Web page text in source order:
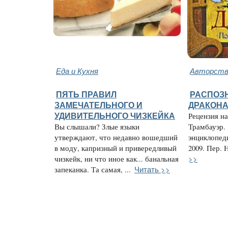
Еда и Кухня
ПЯТЬ ПРАВИЛ
ЗАМЕЧАТЕЛЬНОГО И
УДИВИТЕЛЬНОГО ЧИЗКЕЙКА
Вы слышали? Злые языки
утверждают, что недавно вошедший
в моду, капризный и привередливый
чизкейк, ни что иное как... банальная
запеканка. Та самая, ... Читать >>
ДРАКОНА
Рецензия
2009. Пер.
>>